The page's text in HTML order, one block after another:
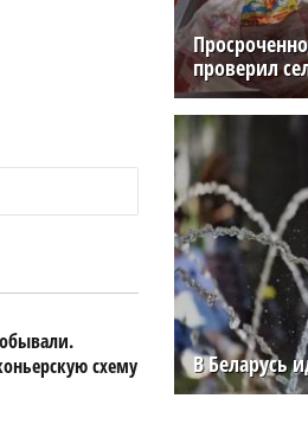
схему
проверил
В Беларусь